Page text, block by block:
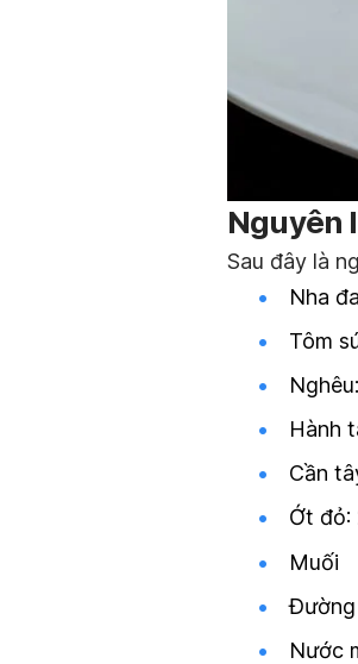
Nguyên
Sau đây là
Nha
Tôm
Hành
Cần
Ớt đỏ:
Muối
Đường
Nước